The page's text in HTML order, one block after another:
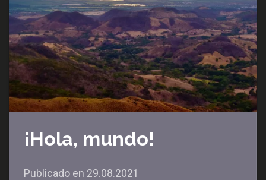
¡Hola, mundo!
Publicado en 29.08.2021